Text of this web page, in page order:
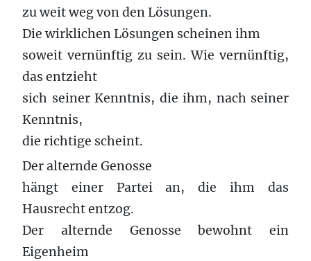
zu weit weg von den Lösungen.
Die wirklichen Lösungen scheinen ihm
soweit vernünftig zu sein. Wie vernünftig,
das entzieht
sich seiner Kenntnis, die ihm, nach seiner
Kenntnis,
die richtige scheint.
Der alternde Genosse
hängt einer Partei an, die ihm das
Hausrecht entzog.
Der alternde Genosse bewohnt ein
Eigenheim